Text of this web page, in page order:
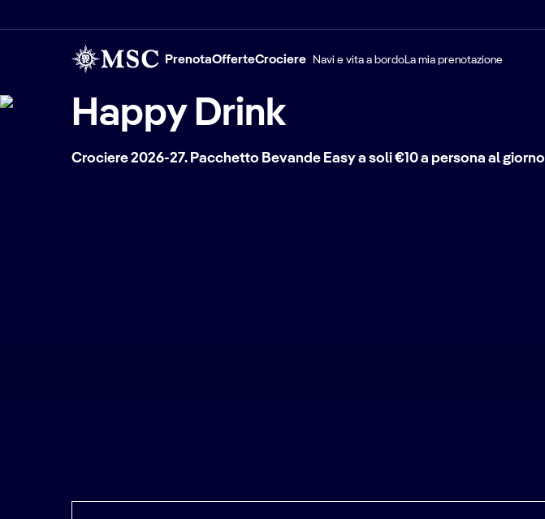
PrenotaOfferteCrociere Navi e vita a bordoLa mia prenotazione
Happy Drink
Crociere 2026-27. Pacchetto Bevande Easy a soli €10 a persona al giorno